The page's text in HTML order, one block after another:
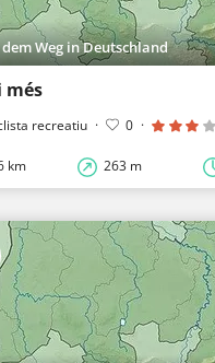
Weg in Deutschland
més
recreatiu · 0 ·
km 263 m